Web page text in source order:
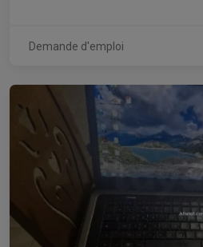
Demande d'emploi